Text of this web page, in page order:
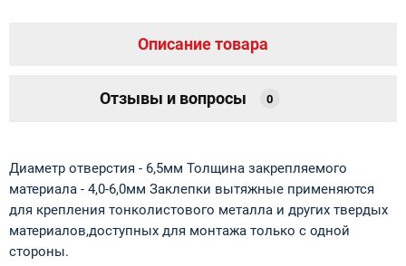
Описание товара
Отзывы и вопросы 0
Диаметр отверстия - 6,5мм Толщина закрепляемого
материала - 4,0-6,0мм Заклепки вытяжные применяются
для крепления тонколистового металла и других твердых
материалов,доступных для монтажа только с одной
стороны.